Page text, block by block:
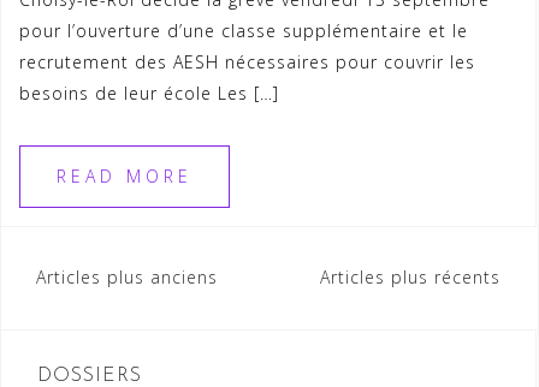
pour l’ouverture d’une classe supplémentaire et le
recrutement des AESH nécessaires pour couvrir les
besoins de leur école Les […]
READ MORE
Navigation
articles
Articles plus anciens Articles plus récents
DOSSIERS